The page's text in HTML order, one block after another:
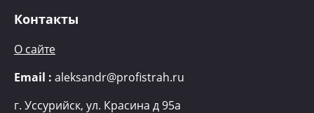
Контакты
О сайте
Email : aleksandr@profistrah.ru
г. Уссурийск, ул. Красина д 95а